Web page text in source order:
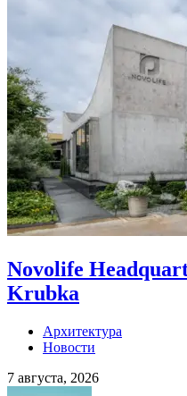
Novolife
Krubka
Архитектура
Новости
7 августа, 2026